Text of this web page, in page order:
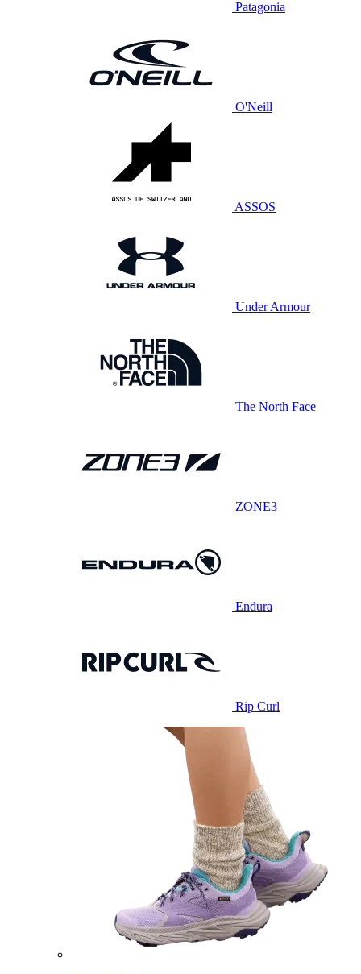
Patagonia
O'Neill
ASSOS
Under Armour
The North Face
ZONE3
Endura
Rip Curl